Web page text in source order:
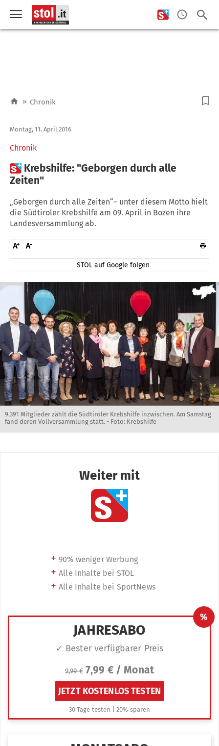
» Chronik
Chronik
Montag, 11. April 2016
 Krebshilfe: "Geborgen durch alle
Zeiten"
„Geborgen durch alle Zeiten“– unter diesem Motto hielt
die Südtiroler Krebshilfe am 09. April in Bozen ihre
Landesversammlung ab.
STOL auf Google folgen
9.391 Mitglieder zählt die Südtiroler Krebshilfe inzwischen. Am Samstag
fand deren Vollversammlung statt. - Foto: Krebshilfe